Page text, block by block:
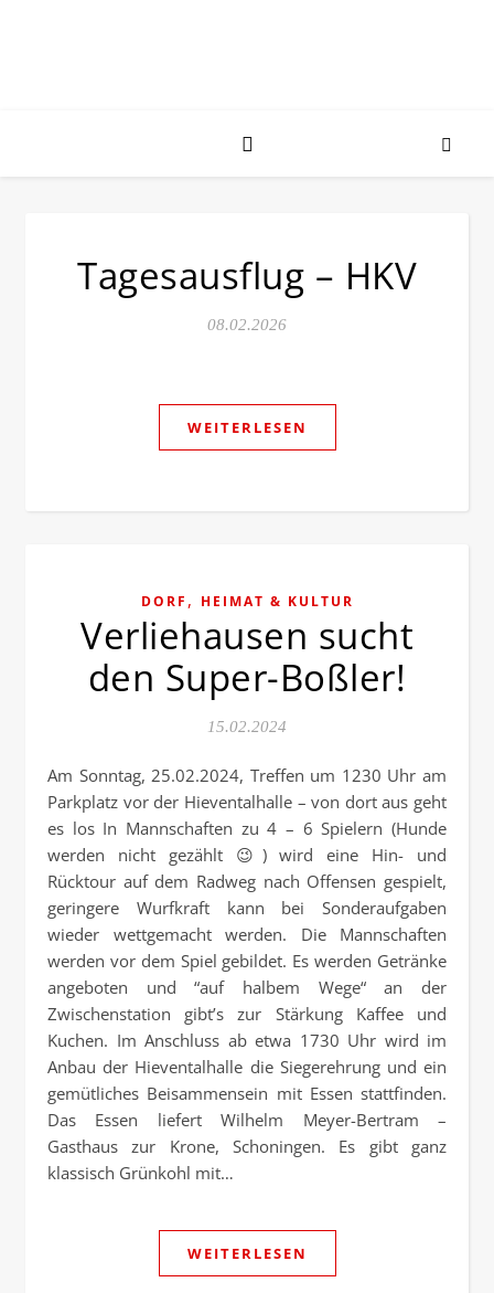
Tagesausflug – HKV
08.02.2026
WEITERLESEN
DORF , HEIMAT & KULTUR
Verliehausen sucht
den Super-Boßler!
15.02.2024
Am Sonntag, 25.02.2024, Treffen um 1230 Uhr am
Parkplatz vor der Hieventalhalle – von dort aus geht
es los In Mannschaften zu 4 – 6 Spielern (Hunde
werden nicht gezählt 😉) wird eine Hin- und
Rücktour auf dem Radweg nach Offensen gespielt,
geringere Wurfkraft kann bei Sonderaufgaben
wieder wettgemacht werden. Die Mannschaften
werden vor dem Spiel gebildet. Es werden Getränke
angeboten und “auf halbem Wege“ an der
Zwischenstation gibt’s zur Stärkung Kaffee und
Kuchen. Im Anschluss ab etwa 1730 Uhr wird im
Anbau der Hieventalhalle die Siegerehrung und ein
gemütliches Beisammensein mit Essen stattfinden.
Das Essen liefert Wilhelm Meyer-Bertram –
Gasthaus zur Krone, Schoningen. Es gibt ganz
klassisch Grünkohl mit…
WEITERLESEN